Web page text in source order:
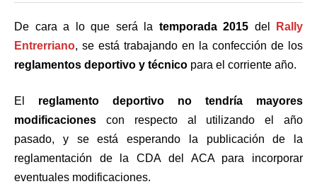
De cara a lo que será la temporada 2015 del
Rally
Entrerriano, se está trabajando en la confección de los
reglamentos deportivo y técnico para el corriente año.
El reglamento deportivo
no tendría mayores
modificaciones con respecto al utilizando el año
pasado, y se está esperando la publicación de la
reglamentación de la CDA del ACA para incorporar
eventuales modificaciones.